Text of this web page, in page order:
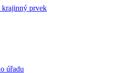
prvek
úřadu